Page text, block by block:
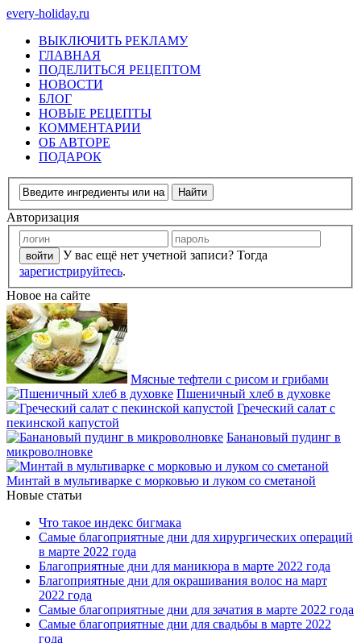
every-holiday.ru
ВЫКЛЮЧИТЬ РЕКЛАМУ
ГЛАВНАЯ
ПОДЕЛИТЬСЯ РЕЦЕПТОМ
НОВОСТИ
БЛОГ
НОВЫЕ РЕЦЕПТЫ
КОММЕНТАРИИ
ОБ АВТОРЕ
ПОДАРОК
Авторизация
У вас ещё нет учетной записи? Тогда
зарегистрируйтесь.
Новое на сайте
Мясные тефтели с рисом и грибами
Пшеничный хлеб в духовке
Греческий салат с
пекинской капустой
Банановый пудинг в
микроволновке
Минтай в мультиварке с морковью и луком со сметаной
Новые статьи
Что такое индекс бигмака
Самые благоприятные дни для хирургических операций
в марте 2022 года
Благоприятные дни для маникюра в марте 2022 года
Благоприятные дни для окрашивания волос на март
2022 года
Самые благоприятные дни для зачатия в марте 2022 года
Самые благоприятные дни для свадьбы в марте 2022
года